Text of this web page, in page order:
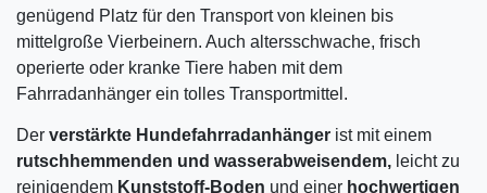
genügend Platz für den Transport von kleinen bis
mittelgroße Vierbeinern. Auch altersschwache, frisch
operierte oder kranke Tiere haben mit dem
Fahrradanhänger ein tolles Transportmittel.
Der verstärkte Hundefahrradanhänger ist mit einem
rutschhemmenden und wasserabweisendem, leicht zu
reinigendem Kunststoff-Boden und einer hochwertigen